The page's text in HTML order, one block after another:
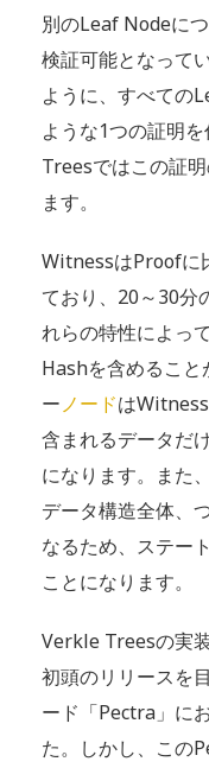
別のLeaf Nodeに
検証可能となって
ように、すべての
ような1つの証明
Treesではこの証
ます。
WitnessはProofに
ており、20～30分
れらの特性によっ
Hashを含めること
ーノードは
含まれるデータだ
になります。また
データ構造全体、
なるため、ステー
ことになります。
Verkle Treesの実
初頭のリリースを
ード「Pectra」に
た。しかし、この